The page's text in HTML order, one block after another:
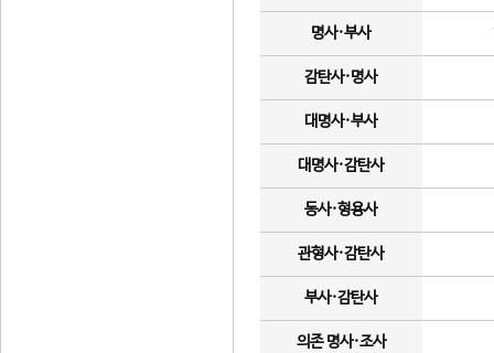
명사·부사
감탄사·명사
대명사·부사
대명사·감탄사
동사·형용사
관형사·감탄사
부사·감탄사
의존 명사·조사